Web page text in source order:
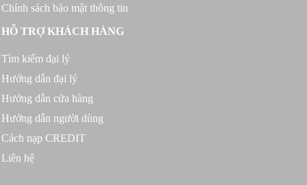
Chính sách bảo mật thông tin
HỖ TRỢ KHÁCH HÀNG
Tìm kiếm đại lý
Hướng dẫn đại lý
Hướng dẫn cửa hàng
Hướng dẫn người dùng
Cách nạp CREDIT
Liên hệ